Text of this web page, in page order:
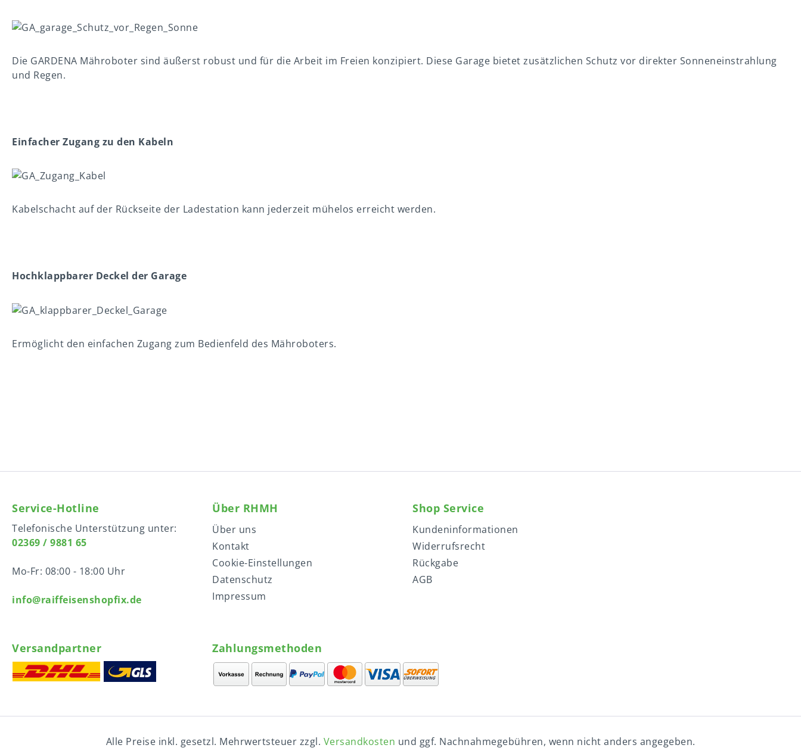
Die GARDENA Mähroboter sind äußerst robust und für die Arbeit im Freien konzipiert. Diese Garage bietet zusätzlichen Schutz vor direkter Sonneneinstrahlung
und Regen.
Einfacher Zugang zu den Kabeln
Kabelschacht auf der Rückseite der Ladestation kann jederzeit mühelos erreicht werden.
Hochklappbarer Deckel der Garage
Ermöglicht den einfachen Zugang zum Bedienfeld des Mähroboters.
Service-Hotline
Telefonische Unterstützung unter:
02369 / 9881 65
Mo-Fr: 08:00 - 18:00 Uhr
info@raiffeisenshopfix.de
Über RHMH
Über uns
Kontakt
Cookie-Einstellungen
Datenschutz
Impressum
Shop Service
Kundeninformationen
Widerrufsrecht
Rückgabe
AGB
Versandpartner Zahlungsmethoden
Alle Preise inkl. gesetzl. Mehrwertsteuer zzgl. Versandkosten und ggf. Nachnahmegebühren, wenn nicht anders angegeben.